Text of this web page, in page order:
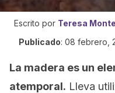
Escrito por Teresa
Publicado: 08 febrero,
La madera es un
atemporal. Lleva